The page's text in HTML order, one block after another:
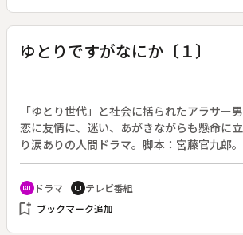
多くの中小企業が、労働力確保のために、
生”として雇い入れ、急場をしのいでいるの
しか働くことの出来ない“技能実習生”では、
しむ岐阜の美濃焼工場に、実習生としてや
ナム人の若者を通して、ニッポンの外国人
のあり方を考える。
ゆとりですがなにか〔１〕
「ゆとり世代」と社会に括られたアラサー
恋に友情に、迷い、あがきながらも懸命に
り涙ありの人間ドラマ。脚本：宮藤官九郎
１７日～６月１９日放送、全１０回）◆第
める坂間正和（岡田将生）は、“ゆとり第一
績不振で居酒屋「鳥の民」へ出向を命じられ
目の後輩・山岸ひろむ（太賀）のゆとりっぷ
recent_actors ドラマ tv テレビ番組
bookmark_add ブックマーク追加